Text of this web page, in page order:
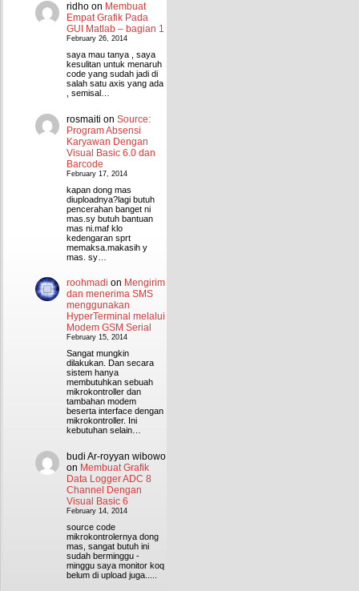
ridho on Membuat
Empat Grafik Pada
GUI Matlab – bagian 1
February 26, 2014
saya mau tanya , saya
kesulitan untuk menaruh
code yang sudah jadi di
salah satu axis yang ada
, semisal…
rosmaiti on Source:
Program Absensi
Karyawan Dengan
Visual Basic 6.0 dan
Barcode
February 17, 2014
kapan dong mas
diuploadnya?lagi butuh
pencerahan banget ni
mas.sy butuh bantuan
mas ni.maf klo
kedengaran sprt
memaksa.makasih y
mas. sy…
roohmadi on Mengirim
dan menerima SMS
menggunakan
HyperTerminal melalui
Modem GSM Serial
February 15, 2014
Sangat mungkin
dilakukan. Dan secara
sistem hanya
membutuhkan sebuah
mikrokontroller dan
tambahan modem
beserta interface dengan
mikrokontroller. Ini
kebutuhan selain…
budi Ar-royyan wibowo
on Membuat Grafik
Data Logger ADC 8
Channel Dengan
Visual Basic 6
February 14, 2014
source code
mikrokontrolernya dong
mas, sangat butuh ini
sudah berminggu -
minggu saya monitor koq
belum di upload juga.....